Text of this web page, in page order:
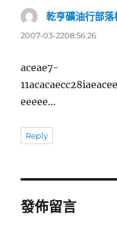
乾亨礦油行部落
2007-03-2208:56:26
aceae7-
eeeee…
Reply
發佈留言